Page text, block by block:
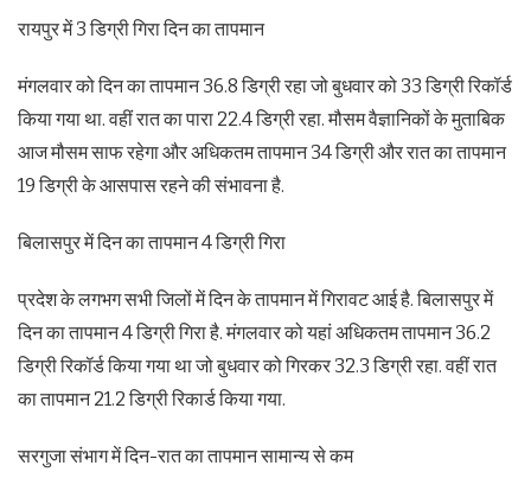
रायपुर में 3 डिग्री गिरा दिन का तापमान
मंगलवार को दिन का तापमान 36.8 डिग्री रहा जो बुधवार को 33 डिग्री रिकॉर्ड
किया गया था. वहीं रात का पारा 22.4 डिग्री रहा. मौसम वैज्ञानिकों के मुताबिक
आज मौसम साफ रहेगा और अधिकतम तापमान 34 डिग्री और रात का तापमान
19 डिग्री के आसपास रहने की संभावना है.
बिलासपुर में दिन का तापमान 4 डिग्री गिरा
प्रदेश के लगभग सभी जिलों में दिन के तापमान में गिरावट आई है. बिलासपुर में
दिन का तापमान 4 डिग्री गिरा है. मंगलवार को यहां अधिकतम तापमान 36.2
डिग्री रिकॉर्ड किया गया था जो बुधवार को गिरकर 32.3 डिग्री रहा. वहीं रात
का तापमान 21.2 डिग्री रिकार्ड किया गया.
सरगुजा संभाग में दिन-रात का तापमान सामान्य से कम